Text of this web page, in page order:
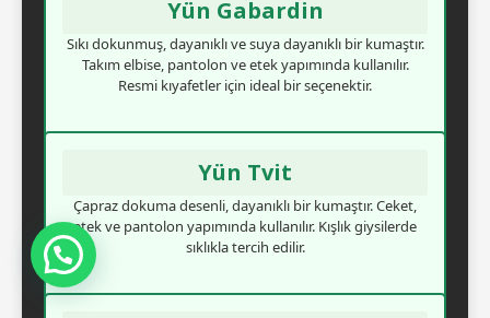
Yün Gabardin
Sıkı dokunmuş, dayanıklı ve suya dayanıklı bir kumaştır.
Takım elbise, pantolon ve etek yapımında kullanılır.
Resmi kıyafetler için ideal bir seçenektir.
Yün Tvit
Çapraz dokuma desenli, dayanıklı bir kumaştır. Ceket,
etek ve pantolon yapımında kullanılır. Kışlık giysilerde
sıklıkla tercih edilir.